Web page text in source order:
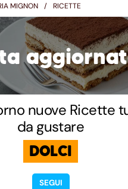
MIGNON RICETTE
nuove Ricette
da gustare
DOLCI
SEGUI